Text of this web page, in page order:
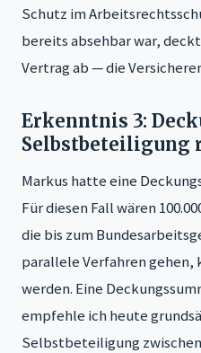
Schutz im
bereits absehbar war,
Vertrag ab — die
Erkenntnis 3:
Selbstbeteiligung
Markus hatte eine
Für diesen Fall wären
die bis zum
parallele Verfahren
werden. Eine
empfehle ich heute
Selbstbeteiligung zwischen